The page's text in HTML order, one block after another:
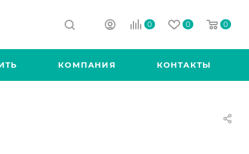
0 0 0
КОМПАНИЯ КОНТАКТЫ